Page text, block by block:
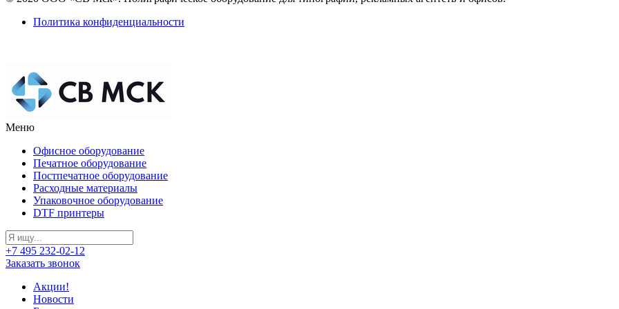
Политика конфиденциальности
Меню
Офисное оборудование
Печатное оборудование
Постпечатное оборудование
Расходные материалы
Упаковочное оборудование
DTF принтеры
+7 495 232-02-12
Заказать звонок
Акции!
Новости